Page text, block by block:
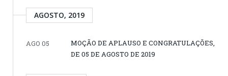
AGOSTO, 2019
AGO 05
MOÇÃO DE APLAUSO E CONGRATULAÇÕES,
DE 05 DE AGOSTO DE 2019